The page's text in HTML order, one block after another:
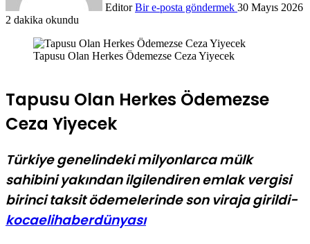
Editor Bir e-posta göndermek 30 Mayıs 2026
2 dakika okundu
Tapusu Olan Herkes Ödemezse Ceza Yiyecek
Tapusu Olan Herkes Ödemezse
Ceza Yiyecek
Türkiye genelindeki milyonlarca mülk
sahibini yakından ilgilendiren emlak vergisi
birinci taksit ödemelerinde son viraja girildi-
kocaelihaberdünyası